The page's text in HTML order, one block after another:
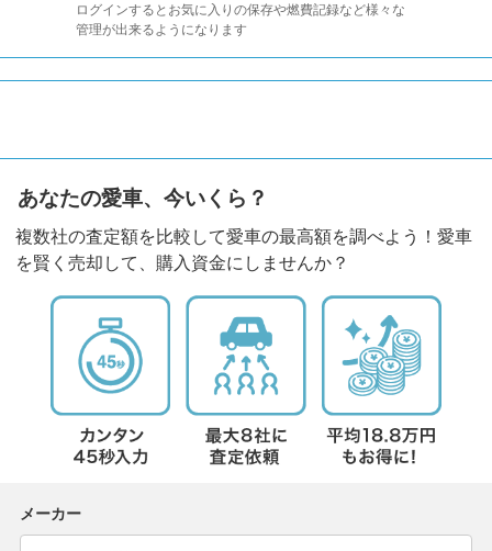
ログインするとお気に入りの保存や燃費記録など様々な
管理が出来るようになります
あなたの愛車、今いくら？
複数社の査定額を比較して愛車の最高額を調べよう！愛車
を賢く売却して、購入資金にしませんか？
メーカー